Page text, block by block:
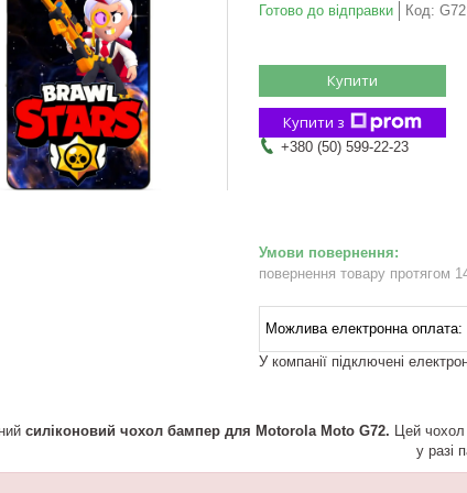
Готово до відправки Код:
Купити
Купити з
+380 (50) 599-22-23
повернення товару протягом
У компанії підключені
силіконовий чохол бампер для Motorola Moto G72. Цей
у разі